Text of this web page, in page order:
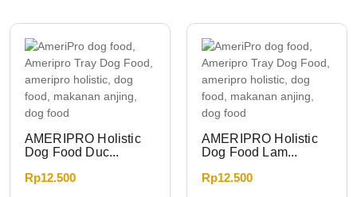
AMERIPRO Holistic
Dog Food Duc...
Rp12.500
AMERIPRO Holistic
Dog Food Lam...
Rp12.500